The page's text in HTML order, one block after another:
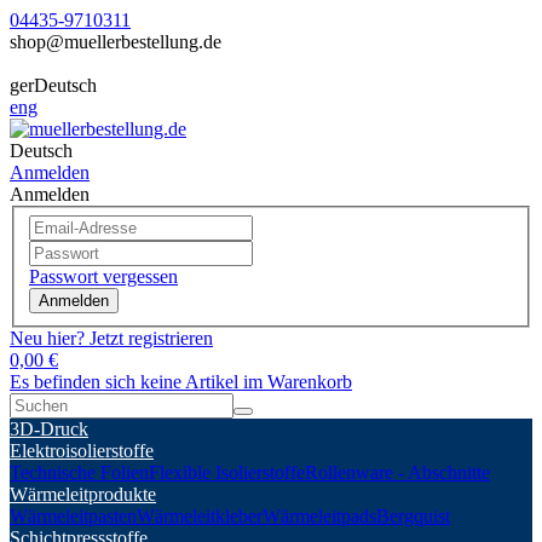
04435-9710311
shop@muellerbestellung.de
gerDeutsch
eng
Deutsch
Anmelden
Anmelden
Passwort vergessen
Anmelden
Neu hier? Jetzt registrieren
0,00 €
Es befinden sich keine Artikel im Warenkorb
3D-Druck
Elektroisolierstoffe
Technische FolienFlexible IsolierstoffeRollenware - Abschnitte
Wärmeleitprodukte
WärmeleitpastenWärmeleitkleberWärmeleitpadsBergquist
Schichtpressstoffe